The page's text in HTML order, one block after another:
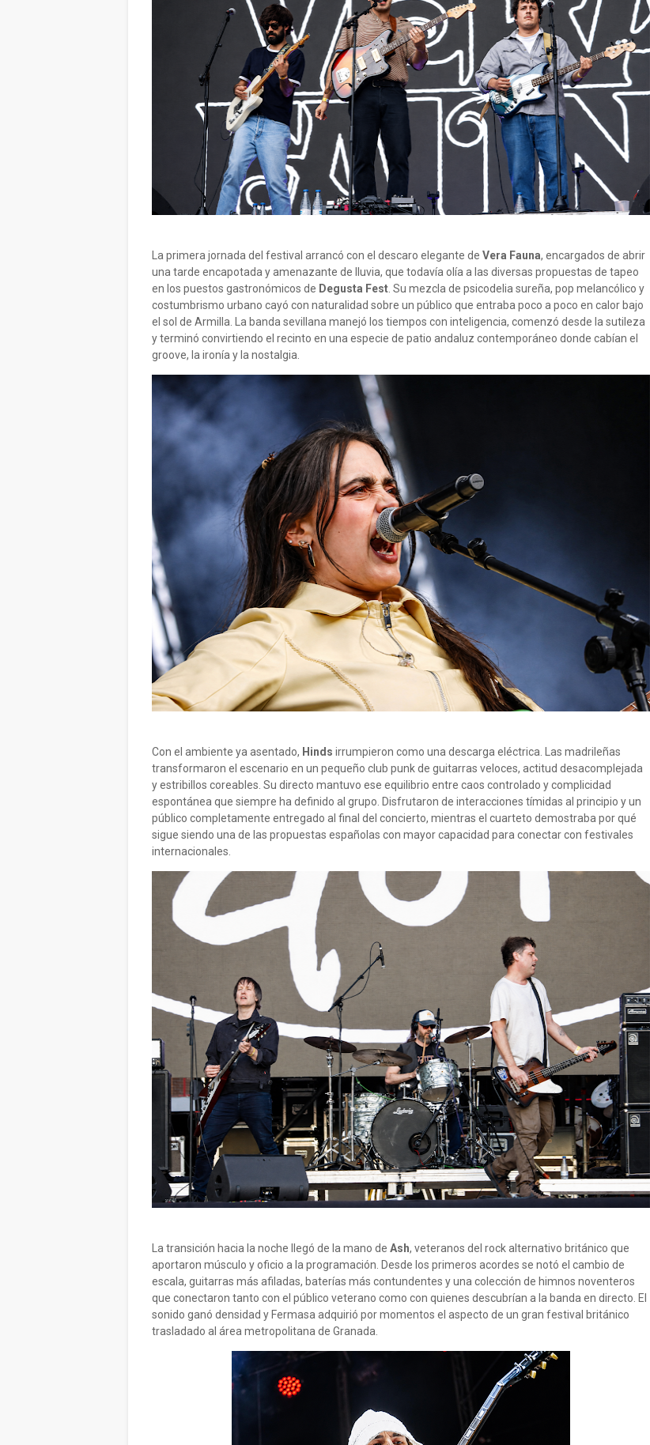
La primera jornada del festival arrancó con el descaro elegante de Vera Fauna, encargados de abrir
una tarde encapotada y amenazante de lluvia, que todavía olía a las diversas propuestas de tapeo
en los puestos gastronómicos de Degusta Fest . Su mezcla de psicodelia sureña, pop melancólico y
costumbrismo urbano cayó con naturalidad sobre un público que entraba poco a poco en calor bajo
el sol de Armilla. La banda sevillana manejó los tiempos con inteligencia, comenzó desde la sutileza
y terminó convirtiendo el recinto en una especie de patio andaluz contemporáneo donde cabían el
groove, la ironía y la nostalgia.
Con el ambiente ya asentado, Hinds irrumpieron como una descarga eléctrica. Las madrileñas
transformaron el escenario en un pequeño club punk de guitarras veloces, actitud desacomplejada
y estribillos coreables. Su directo mantuvo ese equilibrio entre caos controlado y complicidad
espontánea que siempre ha definido al grupo. Disfrutaron de interacciones tímidas al principio y un
público completamente entregado al final del concierto, mientras el cuarteto demostraba por qué
sigue siendo una de las propuestas españolas con mayor capacidad para conectar con festivales
internacionales.
La transición hacia la noche llegó de la mano de Ash, veteranos del rock alternativo británico que
aportaron músculo y oficio a la programación. Desde los primeros acordes se notó el cambio de
escala, guitarras más afiladas, baterías más contundentes y una colección de himnos noventeros
que conectaron tanto con el público veterano como con quienes descubrían a la banda en directo. El
sonido ganó densidad y Fermasa adquirió por momentos el aspecto de un gran festival británico
trasladado al área metropolitana de Granada.